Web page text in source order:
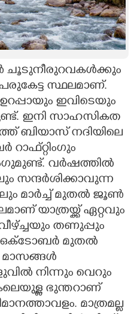
ചൂടുനീരുറവകൾക്കും
സ്ഥലമാണ്.
ഇവിടെയും
ഇനി സാഹസികത
ബിയാസ് നദിയിലെ
റാഫ്റ്റിംഗും
വർഷത്തിൽ
സന്ദർശിക്കാവുന്ന
മാർച്ച് മുതൽ ജൂൺ
യാത്രയ്ക്ക് ഏറ്റവും
തണുപ്പും
ഒക്ടോബർ മുതൽ
മാസങ്ങൾ
നിന്നും വെറും
ഭുന്തറാണ്
മാത്രമല്ല